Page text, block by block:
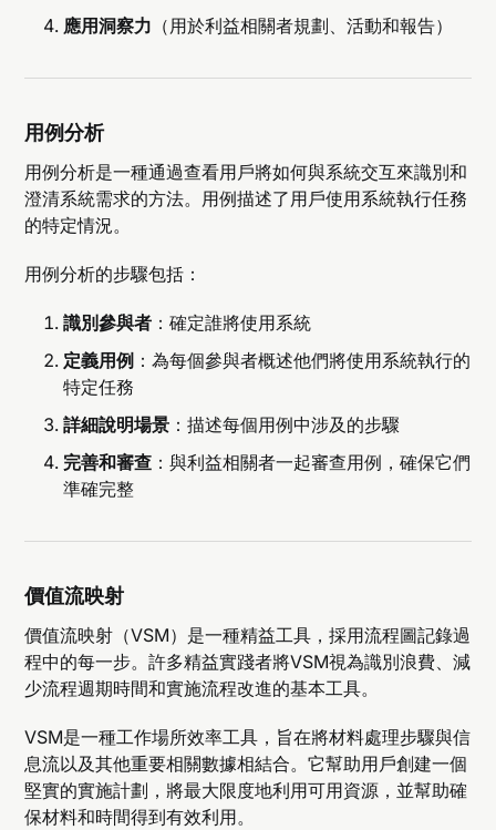
應用洞察力 （用於利益相關者規劃、活動和報告）
用例分析
用例分析是一種通過查看用戶將如何與系統交互來識別和
澄清系統需求的方法。用例描述了用戶使用系統執行任務
的特定情況。
用例分析的步驟包括：
識別參與者 ：確定誰將使用系統
定義用例 ：為每個參與者概述他們將使用系統執行的
特定任務
詳細說明場景 ：描述每個用例中涉及的步驟
完善和審查 ：與利益相關者一起審查用例，確保它們
準確完整
價值流映射
價值流映射（VSM）是一種精益工具，採用流程圖記錄過
程中的每一步。許多精益實踐者將VSM視為識別浪費、減
少流程週期時間和實施流程改進的基本工具。
VSM是一種工作場所效率工具，旨在將材料處理步驟與信
息流以及其他重要相關數據相結合。它幫助用戶創建一個
堅實的實施計劃，將最大限度地利用可用資源，並幫助確
保材料和時間得到有效利用。